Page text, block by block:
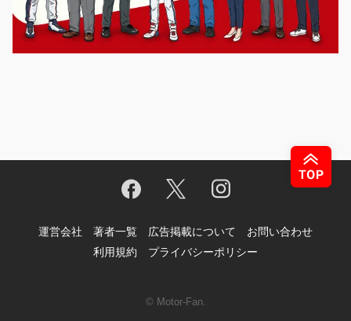
運営会社 著者一覧 広告掲載について
お問い合わせ
利用規約
プライバシーポリシー
© Motor-Fan.